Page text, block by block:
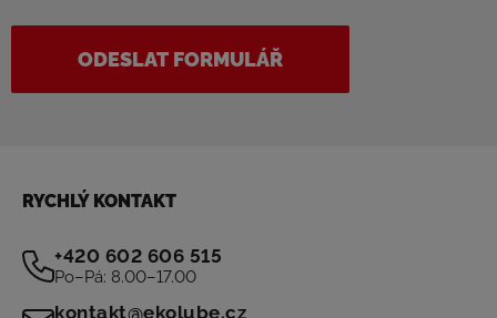
ODESLAT FORMULÁŘ
RYCHLÝ KONTAKT
+420 602 606 515
Po–Pá: 8.00–17.00
kontakt@ekolube.cz